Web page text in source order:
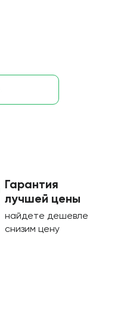
Гарантия
лучшей цены
найдете дешевле
снизим цену